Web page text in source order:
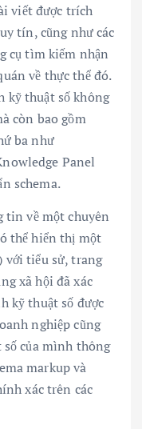
viết được trích
tín, cũng như các
cụ tìm kiếm nhận
về thực thể đó.
kỹ thuật số không
còn bao gồm
ba như
Panel
schema.
tin về một chuyên
thể hiển thị một
với tiểu sử, trang
xã hội đã xác
kỹ thuật số được
nghiệp cũng
của mình thông
markup và
xác trên các